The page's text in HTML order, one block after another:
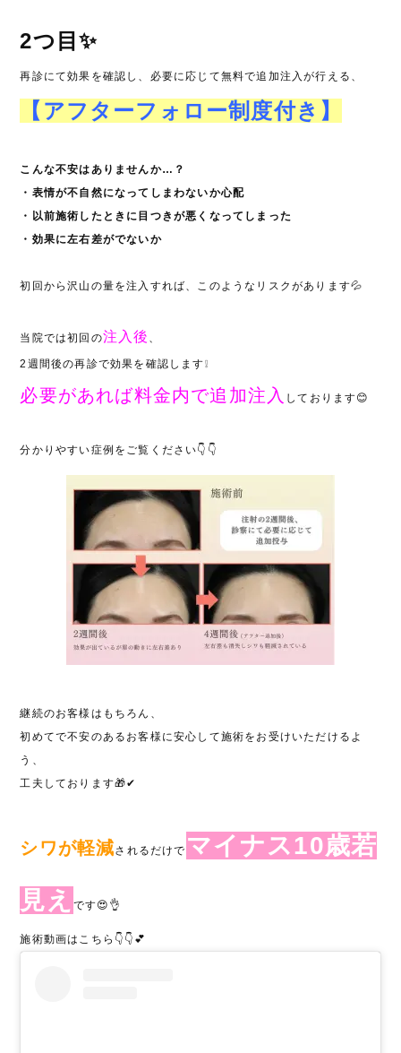
2つ目✨
再診にて効果を確認し、必要に応じて無料で追加注入が行える、
【アフターフォロー制度付き】
こんな不安はありませんか…？
・表情が不自然になってしまわないか心配
・以前施術したときに目つきが悪くなってしまった
・効果に左右差がでないか
初回から沢山の量を注入すれば、このようなリスクがあります💦
当院では初回の注入後 、
2週間後の再診で効果を確認します❕
必要があれば料金内で追加注入 しております😊
分かりやすい症例をご覧ください👇👇
継続のお客様はもちろん、
初めてで不安のあるお客様に安心して施術をお受けいただけるよ
う、
工夫しております🎁✔
シワが軽減されるだけで マイナス10歳若
見え
です😍👌
施術動画はこちら👇👇💕